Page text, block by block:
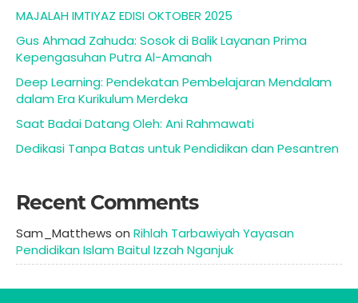
MAJALAH IMTIYAZ EDISI OKTOBER 2025
Gus Ahmad Zahuda: Sosok di Balik Layanan Prima
Kepengasuhan Putra Al-Amanah
Deep Learning: Pendekatan Pembelajaran Mendalam
dalam Era Kurikulum Merdeka
Saat Badai Datang Oleh: Ani Rahmawati
Dedikasi Tanpa Batas untuk Pendidikan dan Pesantren
Recent Comments
Sam_Matthews on Rihlah Tarbawiyah Yayasan
Pendidikan Islam Baitul Izzah Nganjuk